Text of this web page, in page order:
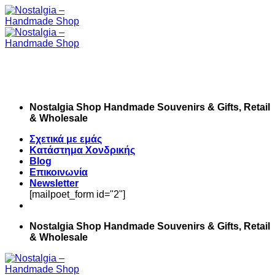
Skip
to
content
Nostalgia Shop Handmade Souvenirs & Gifts, Retail
& Wholesale
Σχετικά με εμάς
Κατάστημα Χονδρικής
Blog
Επικοινωνία
Newsletter
[mailpoet_form id="2"]
Nostalgia Shop Handmade Souvenirs & Gifts, Retail
& Wholesale